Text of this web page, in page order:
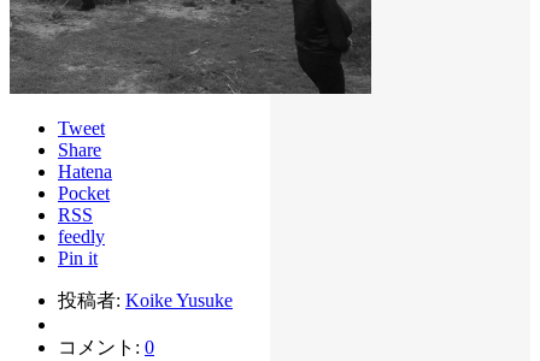
Tweet
Share
Hatena
Pocket
RSS
feedly
Pin it
投稿者: Koike Yusuke
コメント: 0